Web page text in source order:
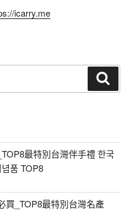
icarry.me
最特別台灣伴手禮 한국
품 TOP8
買_TOP8最特別台灣名產